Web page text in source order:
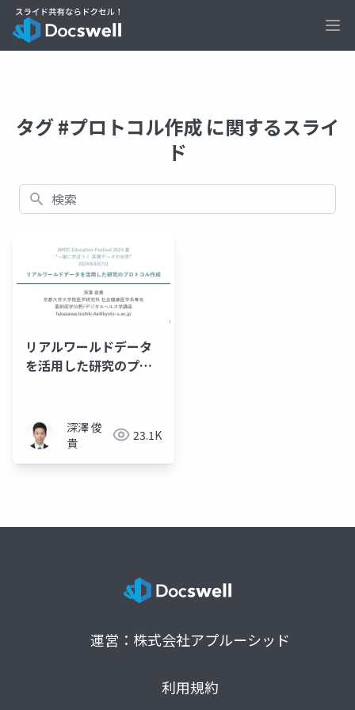
タグ #プロトコル作成 に関するスライ
ド
検索
リアルワールドデータ
を活用した研究のプロ
深澤 俊
貴
23.1K
運営：株式会社アプルーシッド
利用規約